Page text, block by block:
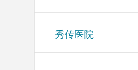
秀传医院